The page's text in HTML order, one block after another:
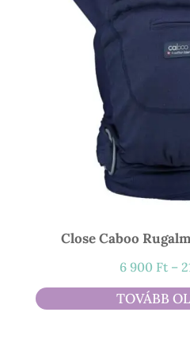
Close Caboo
6 900 Ft –
TOVÁBB